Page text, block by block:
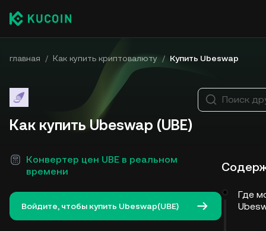
главная / Как купить криптовалюту / Купить Ubeswap
Как купить Ubeswap (UBE)
Конвертер цен UBE в реальном
времени
Войдите, чтобы купить Ubeswap(UBE)
Поиск
Где